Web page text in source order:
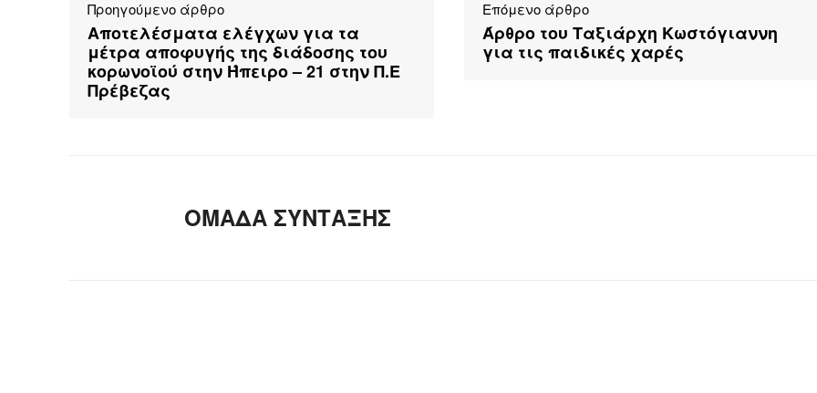
Προηγούμενο άρθρο
Αποτελέσματα ελέγχων για τα
μέτρα αποφυγής της διάδοσης του
κορωνοϊού στην Ήπειρο – 21 στην Π.Ε
Πρέβεζας
Επόμενο άρθρο
Άρθρο του Ταξιάρχη Κωστόγιαννη
για τις παιδικές χαρές
ΟΜΑΔΑ ΣΥΝΤΑΞΗΣ